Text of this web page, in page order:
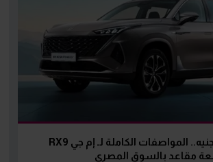
بسعر 1.9 مليون جنيه.. المواصفات الكاملة لـ إم جي RX9
مقاعد بالسوق المصري